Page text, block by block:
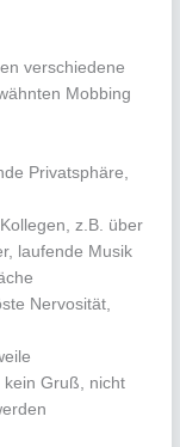
verschiedene
Mobbing
Privatsphäre,
z.B. über
laufende Musik
Nervosität,
kein Gruß, nicht